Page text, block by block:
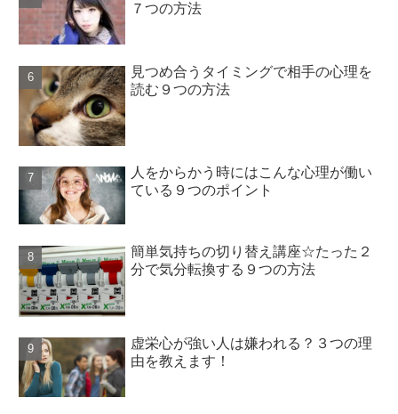
７つの方法
見つめ合うタイミングで相手の心理を
読む９つの方法
人をからかう時にはこんな心理が働い
ている９つのポイント
簡単気持ちの切り替え講座☆たった２
分で気分転換する９つの方法
虚栄心が強い人は嫌われる？３つの理
由を教えます！